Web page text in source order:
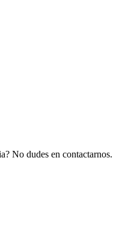
No dudes en contactarnos.